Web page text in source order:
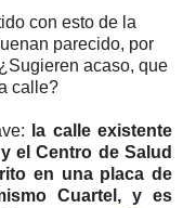
con esto de la
parecido, por
acaso, que
calle?
la calle existente
el Centro de Salud
en una placa de
Cuartel, y es